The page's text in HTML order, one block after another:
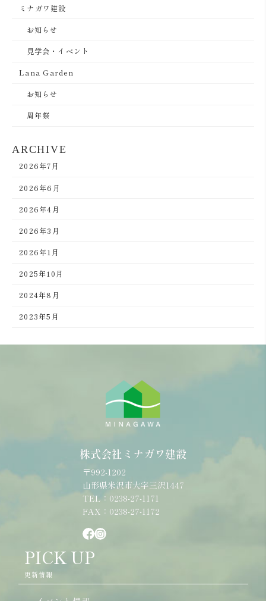
ミナガワ建設
お知らせ
見学会・イベント
Lana Garden
お知らせ
周年祭
ARCHIVE
2026年7月
2026年6月
2026年4月
2026年3月
2026年1月
2025年10月
2024年8月
2023年5月
株式会社ミナガワ建設
〒992-1202
山形県米沢市大字三沢1447
TEL：0238-27-1171
FAX：0238-27-1172
PICK UP
更新情報